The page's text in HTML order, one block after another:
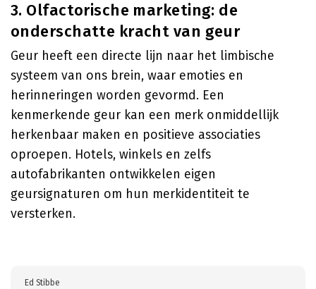
3. Olfactorische marketing: de
onderschatte kracht van geur
Geur heeft een directe lijn naar het limbische
systeem van ons brein, waar emoties en
herinneringen worden gevormd. Een
kenmerkende geur kan een merk onmiddellijk
herkenbaar maken en positieve associaties
oproepen. Hotels, winkels en zelfs
autofabrikanten ontwikkelen eigen
geursignaturen om hun merkidentiteit te
versterken.
Ed Stibbe